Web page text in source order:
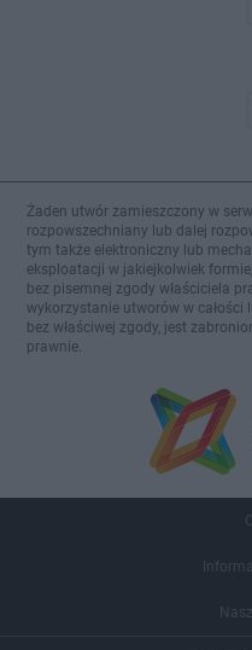
Żaden utwór zamieszczony w
rozpowszechniany lub dalej
tym także elektroniczny lub
eksploatacji w jakiejkolwiek
bez pisemnej zgody właściciela
wykorzystanie utworów w całości
bez właściwej zgody, jest
prawnie.